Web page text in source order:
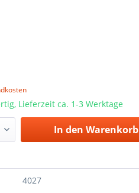
Lieferzeit ca. 1-3 Werktage
In den Warenkorb
4027